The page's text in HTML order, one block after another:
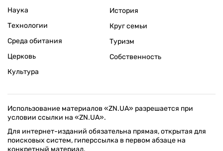
Наука
Технологии
Среда обитания
Церковь
Культура
История
Круг семьи
Туризм
Собственность
Использование материалов «ZN.UA» разрешается при
условии ссылки на «ZN.UA».
Для интернет-изданий обязательна прямая, открытая для
поисковых систем, гиперссылка в первом абзаце на
конкретный материал.